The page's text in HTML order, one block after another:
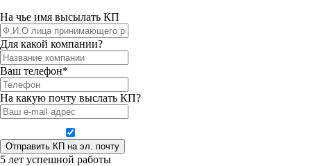
На чье имя высылать КП
Для какой компании?
Ваш телефон*
На какую почту выслать КП?
5 лет успешной работы